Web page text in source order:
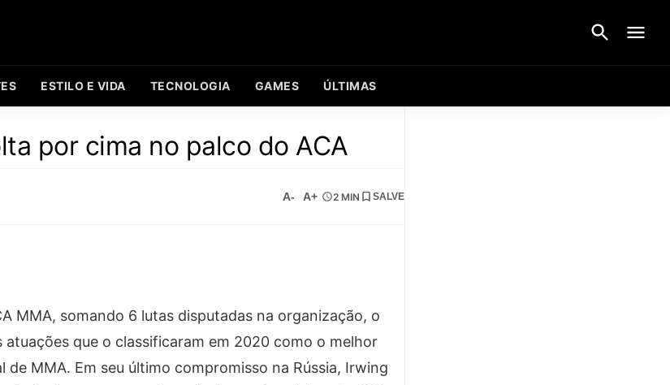
ESTILO E VIDA TECNOLOGIA GAMES ÚLTIMAS
por cima no palco do ACA
A- A+ 2 MIN SALVE
MMA, somando 6 lutas disputadas na organização, o
que o classificaram em 2020 como o melhor
MMA. Em seu último compromisso na Rússia, Irwing